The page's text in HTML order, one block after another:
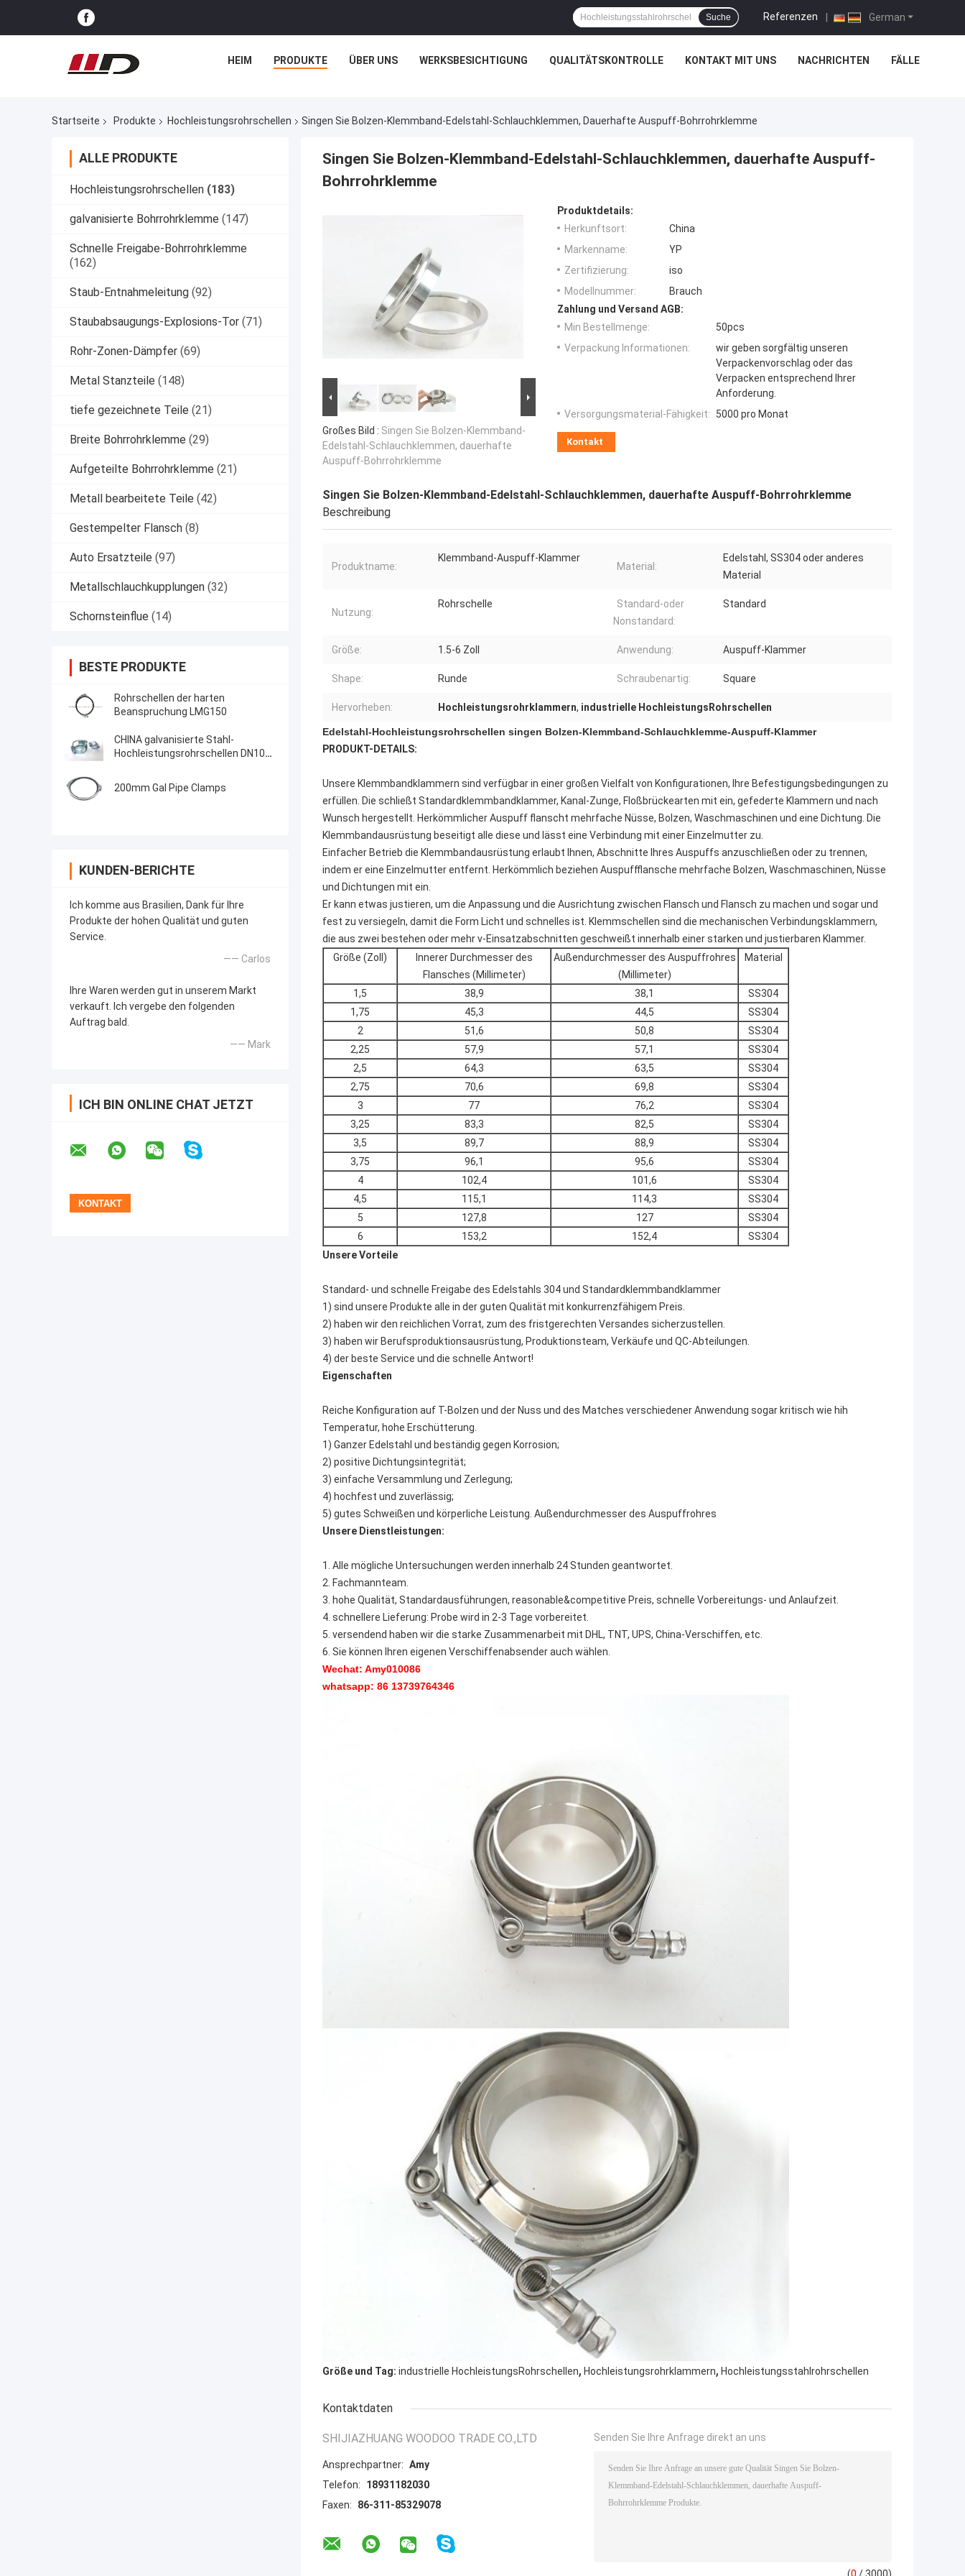
German
Referenzen |
Suche
HEIM PRODUKTE ÜBER UNS WERKSBESICHTIGUNG QUALITÄTSKONTROLLE KONTAKT MIT UNS NACHRICHTEN FÄLLE
Startseite Produkte Hochleistungsrohrschellen Singen Sie Bolzen-Klemmband-Edelstahl-Schlauchklemmen, Dauerhafte Auspuff-Bohrrohrklemme
ALLE PRODUKTE
Hochleistungsrohrschellen (183)
galvanisierte Bohrrohrklemme (147)
Schnelle Freigabe-Bohrrohrklemme
(162)
Staub-Entnahmeleitung (92)
Staubabsaugungs-Explosions-Tor (71)
Rohr-Zonen-Dämpfer (69)
Metal Stanzteile (148)
tiefe gezeichnete Teile (21)
Breite Bohrrohrklemme (29)
Aufgeteilte Bohrrohrklemme (21)
Metall bearbeitete Teile (42)
Gestempelter Flansch (8)
Auto Ersatzteile (97)
Metallschlauchkupplungen (32)
Schornsteinflue (14)
BESTE PRODUKTE
Rohrschellen der harten
Beanspruchung LMG150
CHINA galvanisierte Stahl-
Hochleistungsrohrschellen DN100
200mm Gal Pipe Clamps
KUNDEN-BERICHTE
Ich komme aus Brasilien, Dank für Ihre
Produkte der hohen Qualität und guten
Service.
—— Carlos
Ihre Waren werden gut in unserem Markt
verkauft. Ich vergebe den folgenden
Auftrag bald.
—— Mark
ICH BIN ONLINE CHAT JETZT
Singen Sie Bolzen-Klemmband-Edelstahl-Schlauchklemmen, dauerhafte Auspuff-
Bohrrohrklemme
Großes Bild : Singen Sie Bolzen-Klemmband-
Edelstahl-Schlauchklemmen, dauerhafte
Auspuff-Bohrrohrklemme
Produktdetails:
Herkunftsort:
China
Markenname:
YP
Zertifizierung:
iso
Modellnummer:
Brauch
Zahlung und Versand AGB:
Min Bestellmenge:
50pcs
Verpackung Informationen:
wir geben sorgfältig unseren
Verpackenvorschlag oder das
Verpacken entsprechend Ihrer
Anforderung.
Versorgungsmaterial-Fähigkeit:
5000 pro Monat
Kontakt
Singen Sie Bolzen-Klemmband-Edelstahl-Schlauchklemmen, dauerhafte Auspuff-Bohrrohrklemme
Beschreibung
Produktname:
Klemmband-Auspuff-Klammer
Material:
Edelstahl, SS304 oder anderes
Material
Nutzung:
Rohrschelle
Standard-oder
Nonstandard:
Standard
Größe: 1.5-6 Zoll Anwendung: Auspuff-Klammer
Shape: Runde Schraubenartig: Square
Hervorheben: Hochleistungsrohrklammern, industrielle HochleistungsRohrschellen
Edelstahl-Hochleistungsrohrschellen singen Bolzen-Klemmband-Schlauchklemme-Auspuff-Klammer
PRODUKT-DETAILS:
Unsere Klemmbandklammern sind verfügbar in einer großen Vielfalt von Konfigurationen, Ihre Befestigungsbedingungen zu
erfüllen. Die schließt Standardklemmbandklammer, Kanal-Zunge, Floßbrückearten mit ein, gefederte Klammern und nach
Wunsch hergestellt. Herkömmlicher Auspuff flanscht mehrfache Nüsse, Bolzen, Waschmaschinen und eine Dichtung. Die
Klemmbandausrüstung beseitigt alle diese und lässt eine Verbindung mit einer Einzelmutter zu.
Einfacher Betrieb die Klemmbandausrüstung erlaubt Ihnen, Abschnitte Ihres Auspuffs anzuschließen oder zu trennen,
indem er eine Einzelmutter entfernt. Herkömmlich beziehen Auspuffflansche mehrfache Bolzen, Waschmaschinen, Nüsse
und Dichtungen mit ein.
Er kann etwas justieren, um die Anpassung und die Ausrichtung zwischen Flansch und Flansch zu machen und sogar und
fest zu versiegeln, damit die Form Licht und schnelles ist. Klemmschellen sind die mechanischen Verbindungsklammern,
die aus zwei bestehen oder mehr v-Einsatzabschnitten geschweißt innerhalb einer starken und justierbaren Klammer.
Größe (Zoll)
Innerer Durchmesser des
Flansches (Millimeter)
Außendurchmesser des Auspuffrohres
(Millimeter)
Material
1,5 38,9 38,1
SS304
1,75
45,3 44,5
SS304
2
51,6 50,8
SS304
2,25
57,9 57,1
SS304
2,5
64,3 63,5
SS304
2,75
70,6 69,8
SS304
3
77 76,2
SS304
3,25
83,3 82,5
SS304
3,5
89,7 88,9
SS304
3,75
96,1 95,6
SS304
4
102,4 101,6
SS304
4,5
115,1 114,3
SS304
5
127,8 127
SS304
6
153,2 152,4
SS304
Unsere Vorteile
Standard- und schnelle Freigabe des Edelstahls 304 und Standardklemmbandklammer
1) sind unsere Produkte alle in der guten Qualität mit konkurrenzfähigem Preis.
2) haben wir den reichlichen Vorrat, zum des fristgerechten Versandes sicherzustellen.
3) haben wir Berufsproduktionsausrüstung, Produktionsteam, Verkäufe und QC-Abteilungen.
4) der beste Service und die schnelle Antwort!
Eigenschaften
Reiche Konfiguration auf T-Bolzen und der Nuss und des Matches verschiedener Anwendung sogar kritisch wie hih
Temperatur, hohe Erschütterung.
1) Ganzer Edelstahl und beständig gegen Korrosion;
2) positive Dichtungsintegrität;
3) einfache Versammlung und Zerlegung;
4) hochfest und zuverlässig;
5) gutes Schweißen und körperliche Leistung. Außendurchmesser des Auspuffrohres
Unsere Dienstleistungen:
1. Alle mögliche Untersuchungen werden innerhalb 24 Stunden geantwortet.
2. Fachmannteam.
3. hohe Qualität, Standardausführungen, reasonable&competitive Preis, schnelle Vorbereitungs- und Anlaufzeit.
4. schnellere Lieferung: Probe wird in 2-3 Tage vorbereitet.
5. versendend haben wir die starke Zusammenarbeit mit DHL, TNT, UPS, China-Verschiffen, etc.
6. Sie können Ihren eigenen Verschiffenabsender auch wählen.
Wechat: Amy010086
whatsapp: 86 13739764346
Größe und Tag: industrielle HochleistungsRohrschellen, Hochleistungsrohrklammern, Hochleistungsstahlrohrschellen
Kontaktdaten
SHIJIAZHUANG WOODOO TRADE CO.,LTD
Ansprechpartner: Amy
Telefon:
18931182030
Faxen:
86-311-85329078
Senden Sie Ihre Anfrage direkt an uns